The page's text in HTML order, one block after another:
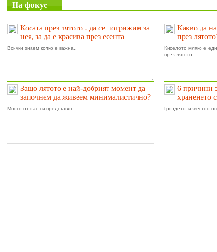
На фокус
Косата през лятото - да се погрижим за
нея, за да е красива през есента
Всички знаем колко е важна...
Какво да
през
Киселото мляко е
през лятото...
Защо лятото е най-добрият момент да
започнем да живеем минималистично?
Много от нас си представят...
6 причини
храненето
Гроздето, известно